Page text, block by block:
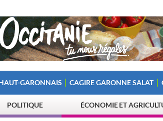
GARONNAIS CAGIRE GARONNE SALAT
POLITIQUE ÉCONOMIE ET